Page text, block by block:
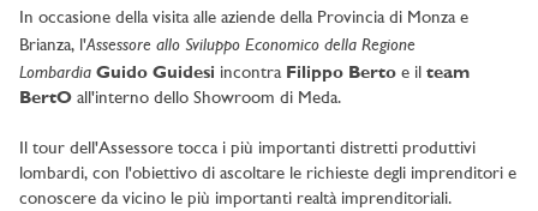
In occasione della visita alle aziende della Provincia di Monza e
Brianza, l'Assessore allo Sviluppo Economico della Regione
Lombardia Guido Guidesi incontra Filippo Berto e il team
BertO all'interno dello Showroom di Meda.
Il tour dell'Assessore tocca i più importanti distretti produttivi
lombardi, con l'obiettivo di ascoltare le richieste degli imprenditori e
conoscere da vicino le più importanti realtà imprenditoriali.